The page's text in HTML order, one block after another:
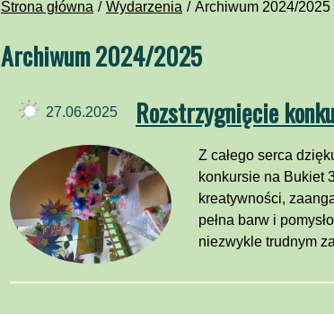
Strona główna Wydarzenia Archiwum 2024/2025
Archiwum 2024/2025
Rozstrzygnięcie
27.06.2025
Z całego serca
konkursie na Bukiet
kreatywności,
pełna barw i
niezwykle trudnym